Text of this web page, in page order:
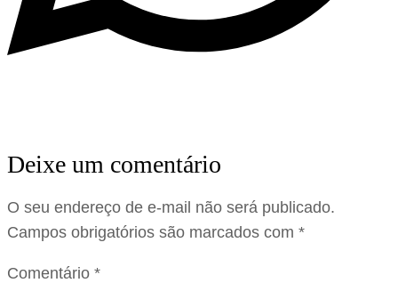
Deixe um comentário
O seu endereço de e-mail não será publicado.
Campos obrigatórios são marcados com *
Comentário *